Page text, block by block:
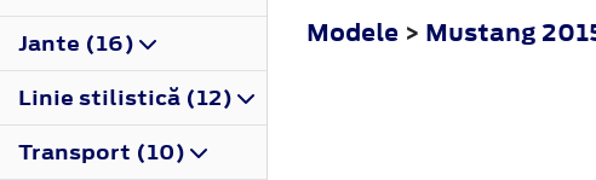
Jante (16)
Linie stilistică (12)
Transport (10)
Modele > Mustang